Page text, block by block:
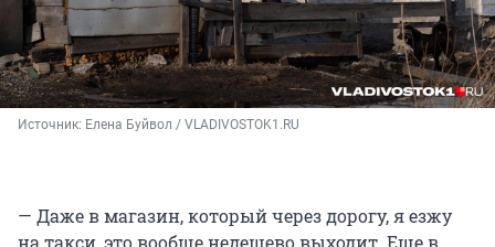
Источник: Елена Буйвол / VLADIVOSTOK1.RU
— Даже в магазин, который через дорогу, я езжу
на такси, это вообще недешево выходит. Еще в